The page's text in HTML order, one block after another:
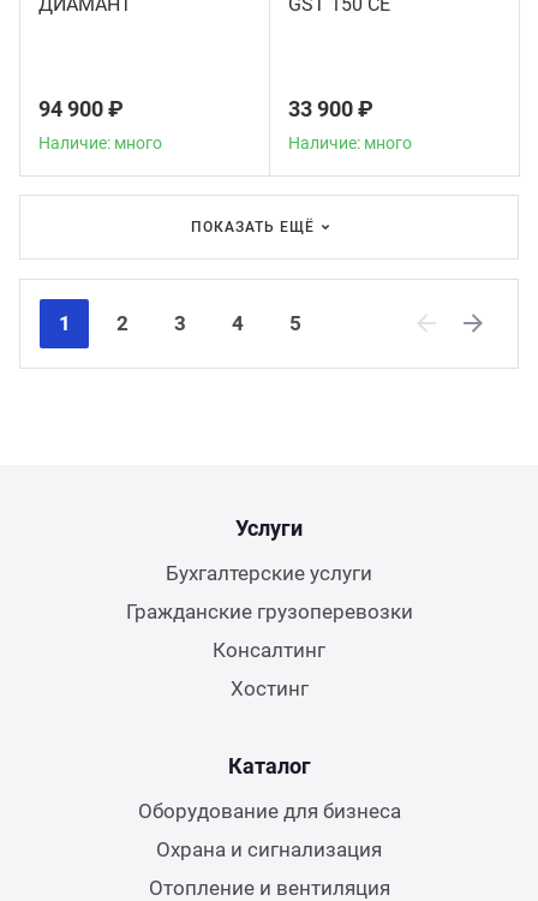
94 900 ₽
Наличие: много
33 900 ₽
Наличие: много
ПОКАЗАТЬ ЕЩЁ
1 2 3 4
5
Услуги
Бухгалтерские услуги
Гражданские грузоперевозки
Консалтинг
Хостинг
Каталог
Оборудование для бизнеса
Охрана и сигнализация
Отопление и вентиляция